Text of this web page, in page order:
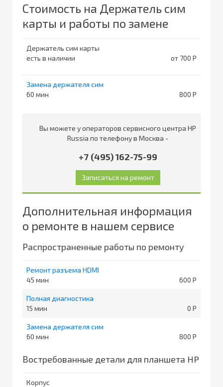
Стоимость на Держатель сим
карты и работы по замене
Держатель сим карты
есть в наличии
от 700
Замена держателя сим
60
800
Вы можете у операторов сервисного центра HP
Russia по телефону в Москва -
+7 (495) 162-75-99
Дополнительная информация
о ремонте в нашем сервисе
Распространенные работы по ремонту
Ремонт разъема HDMI
45
600
Полная диагностика
15
0
Замена держателя сим
60
800
Востребованные детали для планшета HP
Корпус